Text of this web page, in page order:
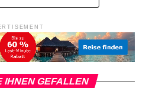
IHNEN GEFALLEN